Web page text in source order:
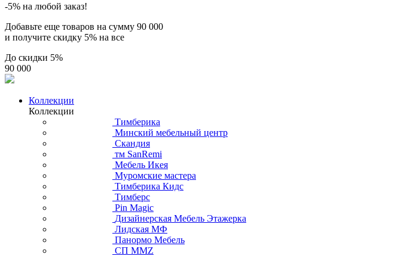
-5% на любой заказ!
Добавьте еще товаров на сумму 90 000
и получите скидку 5% на все
До скидки 5%
90 000
Коллекции
Коллекции
Тимберика
Минский мебельный центр
Скандия
тм SanRemi
Мебель Икея
Муромские мастера
Тимберика Кидс
Тимберс
Pin Magic
Дизайнерская Мебель Этажерка
Лидская МФ
Панормо Мебель
СП ММZ